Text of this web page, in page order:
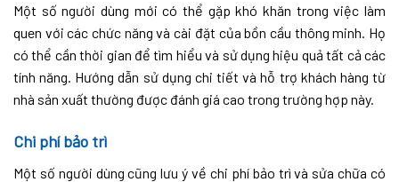
Một số người dùng mới có thể gặp khó khăn trong việc làm
quen với các chức năng và cài đặt của bồn cầu thông minh. Họ
có thể cần thời gian để tìm hiểu và sử dụng hiệu quả tất cả các
tính năng. Hướng dẫn sử dụng chi tiết và hỗ trợ khách hàng từ
nhà sản xuất thường được đánh giá cao trong trường hợp này.
Chi phí bảo trì
Một số người dùng cũng lưu ý về chi phí bảo trì và sửa chữa có